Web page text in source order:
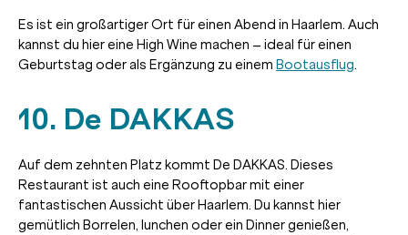
Es ist ein großartiger Ort für einen Abend in Haarlem. Auch
kannst du hier eine High Wine machen – ideal für einen
Geburtstag oder als Ergänzung zu einem Bootausflug.
10. De DAKKAS
Auf dem zehnten Platz kommt De DAKKAS. Dieses
Restaurant ist auch eine Rooftopbar mit einer
fantastischen Aussicht über Haarlem. Du kannst hier
gemütlich Borrelen, lunchen oder ein Dinner genießen,